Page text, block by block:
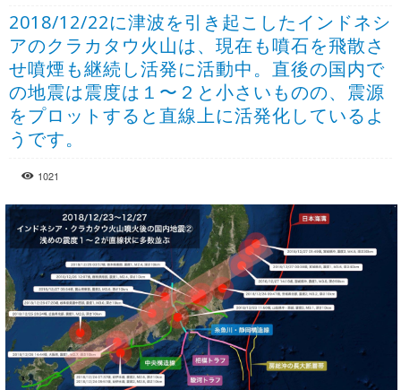
2018/12/22に津波を引き起こしたインドネシ
アのクラカタウ火山は、現在も噴石を飛散さ
せ噴煙も継続し活発に活動中。直後の国内で
の地震は震度は１〜２と小さいものの、震源
をプロットすると直線上に活発化しているよ
うです。
1021